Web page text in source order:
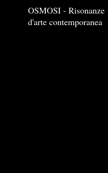
OSMOSI - Risonanze
d'arte contemporanea